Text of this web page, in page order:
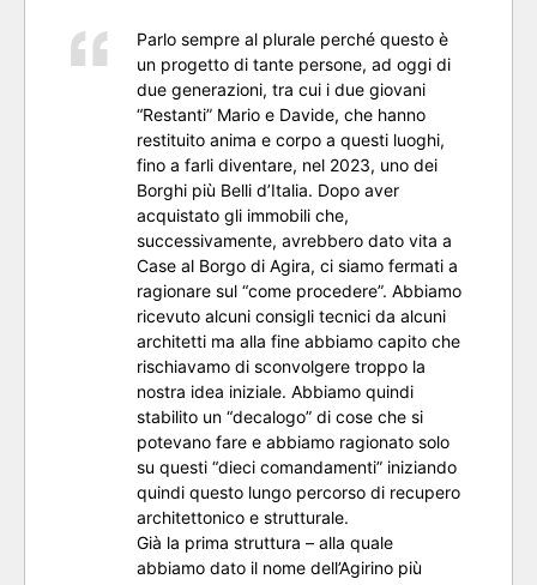
Parlo sempre al plurale perché questo è
un progetto di tante persone, ad oggi di
due generazioni, tra cui i due giovani
“Restanti” Mario e Davide, che hanno
restituito anima e corpo a questi luoghi,
fino a farli diventare, nel 2023, uno dei
Borghi più Belli d’Italia. Dopo aver
acquistato gli immobili che,
successivamente, avrebbero dato vita a
Case al Borgo di Agira, ci siamo fermati a
ragionare sul “come procedere”. Abbiamo
ricevuto alcuni consigli tecnici da alcuni
architetti ma alla fine abbiamo capito che
rischiavamo di sconvolgere troppo la
nostra idea iniziale. Abbiamo quindi
stabilito un “decalogo” di cose che si
potevano fare e abbiamo ragionato solo
su questi “dieci comandamenti” iniziando
quindi questo lungo percorso di recupero
architettonico e strutturale.
Già la prima struttura – alla quale
abbiamo dato il nome dell’Agirino più